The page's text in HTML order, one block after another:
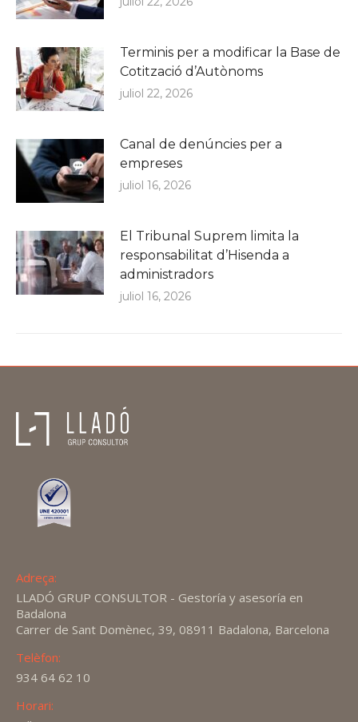
Terminis per a modificar la Base de
Cotització d’Autònoms
juliol 22, 2026
Canal de denúncies per a
empreses
juliol 16, 2026
El Tribunal Suprem limita la
responsabilitat d’Hisenda a
administradors
juliol 16, 2026
Adreça:
LLADÓ GRUP CONSULTOR - Gestoría y asesoría en
Badalona
Carrer de Sant Domènec, 39, 08911 Badalona, Barcelona
Telèfon:
934 64 62 10
Horari: